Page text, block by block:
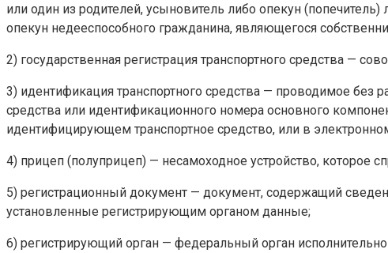
или один из родителей, усыновитель либо опекун
опекун недееспособного гражданина, являющегося
2) государственная регистрация транспортного средства —
3) идентификация транспортного средства — проводимое без
средства или идентификационного номера основного
идентифицирующем транспортное средство, или в
4) прицеп (полуприцеп) — несамоходное устройство, которое
5) регистрационный документ — документ, содержащий
установленные регистрирующим органом данные;
6) регистрирующий орган — федеральный орган